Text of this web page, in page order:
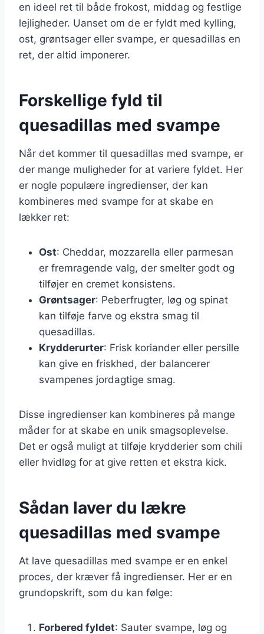
en ideel ret til både frokost, middag og festlige
lejligheder. Uanset om de er fyldt med kylling,
ost, grøntsager eller svampe, er quesadillas en
ret, der altid imponerer.
Forskellige fyld til
quesadillas med svampe
Når det kommer til quesadillas med svampe, er
der mange muligheder for at variere fyldet. Her
er nogle populære ingredienser, der kan
kombineres med svampe for at skabe en
lækker ret:
Ost: Cheddar, mozzarella eller parmesan
er fremragende valg, der smelter godt og
tilføjer en cremet konsistens.
Grøntsager: Peberfrugter, løg og spinat
kan tilføje farve og ekstra smag til
quesadillas.
Krydderurter: Frisk koriander eller persille
kan give en friskhed, der balancerer
svampenes jordagtige smag.
Disse ingredienser kan kombineres på mange
måder for at skabe en unik smagsoplevelse.
Det er også muligt at tilføje krydderier som chili
eller hvidløg for at give retten et ekstra kick.
Sådan laver du lækre
quesadillas med svampe
At lave quesadillas med svampe er en enkel
proces, der kræver få ingredienser. Her er en
grundopskrift, som du kan følge:
Forbered fyldet: Sauter svampe, løg og